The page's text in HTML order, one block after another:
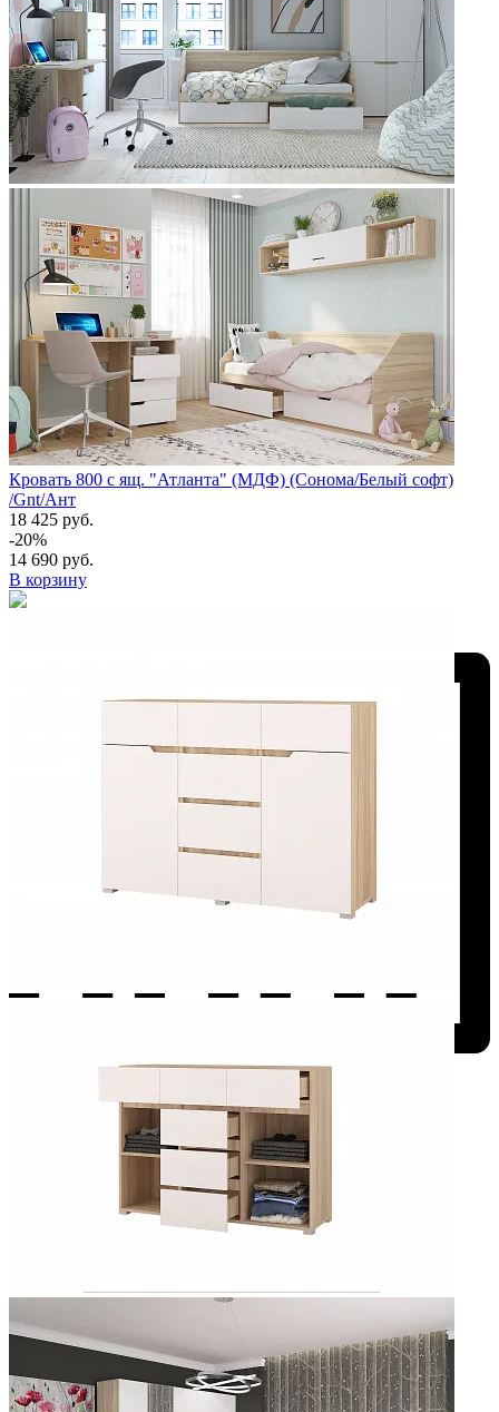
Кровать 800 с ящ. "Атланта" (МДФ) (Сонома/Белый софт)
/Gnt/Ант
18 425 руб.
-20%
14 690 руб.
В корзину
Добавить к сравнению